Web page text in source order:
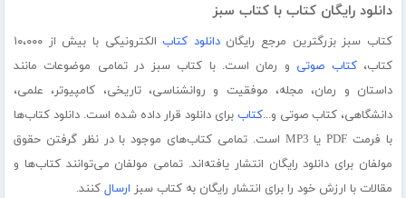
دانلود رایگان کتاب با کتاب سبز
کتاب سبز بزرگترین مرجع رایگاندانلود کتاب
الکترونیکی با بیش از ۱۰،۰۰۰
کتاب،کتاب صوتی و رمان است. با کتاب سبز در تمامی موضوعات مانند
داستان و رمان، مجله، موفقیت و روانشناسی، تاریخی، کامپیوتر، علمی،
دانشگاهی، کتاب صوتی و...کتاب برای دانلود قرار داده شده است. دانلود کتاب‌ها
با فرمت PDF یا MP3 است. تمامی کتاب‌های موجود با در نظر گرفتن حقوق
مولفان برای دانلود رایگان انتشار یافته‌اند. تمامی مولفان می‌توانند کتاب‌ها و
مقالات با ارزش خود را برای انتشار رایگان به کتاب سبز ارسال کنند.